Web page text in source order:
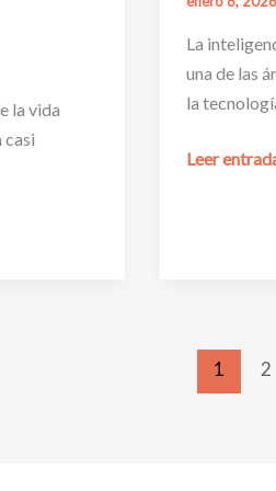
la vida
casi
La
una de las
la
¿Dónde
Leer
1 2